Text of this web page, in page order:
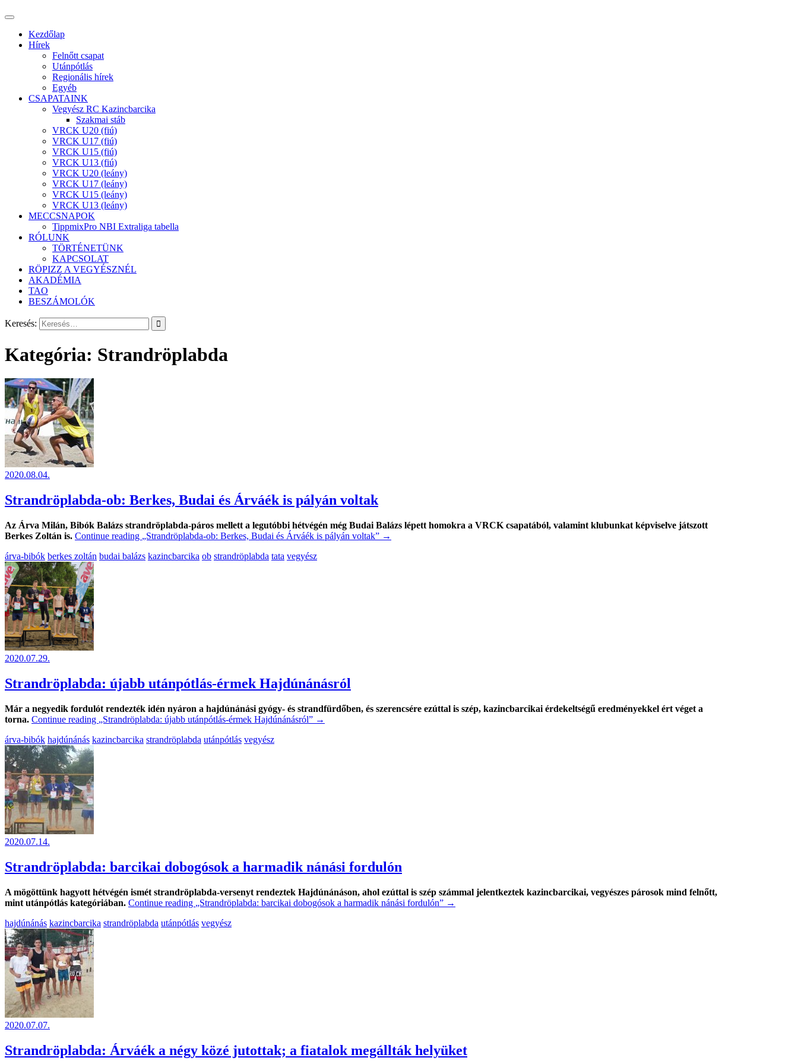
Kezdőlap
Hírek
Felnőtt csapat
Utánpótlás
Regionális hírek
Egyéb
CSAPATAINK
Vegyész RC Kazincbarcika
Szakmai stáb
VRCK U20 (fiú)
VRCK U17 (fiú)
VRCK U15 (fiú)
VRCK U13 (fiú)
VRCK U20 (leány)
VRCK U17 (leány)
VRCK U15 (leány)
VRCK U13 (leány)
MECCSNAPOK
TippmixPro NBI Extraliga tabella
RÓLUNK
TÖRTÉNETÜNK
KAPCSOLAT
RÖPIZZ A VEGYÉSZNÉL
AKADÉMIA
TAO
BESZÁMOLÓK
Keresés:
Kategória: Strandröplabda
2020.08.04.
Strandröplabda-ob: Berkes, Budai és Árváék is pályán voltak
Az Árva Milán, Bibók Balázs strandröplabda-páros mellett a legutóbbi hétvégén még Budai Balázs lépett homokra a VRCK csapatából, valamint klubunkat képviselve játszott
Berkes Zoltán is. Continue reading „Strandröplabda-ob: Berkes, Budai és Árváék is pályán voltak” →
árva-bibók berkes zoltán budai balázs kazincbarcika ob strandröplabda tata vegyész
2020.07.29.
Strandröplabda: újabb utánpótlás-érmek Hajdúnánásról
Már a negyedik fordulót rendezték idén nyáron a hajdúnánási gyógy- és strandfürdőben, és szerencsére ezúttal is szép, kazincbarcikai érdekeltségű eredményekkel ért véget a
torna. Continue reading „Strandröplabda: újabb utánpótlás-érmek Hajdúnánásról” →
árva-bibók hajdúnánás kazincbarcika strandröplabda utánpótlás vegyész
2020.07.14.
Strandröplabda: barcikai dobogósok a harmadik nánási fordulón
A mögöttünk hagyott hétvégén ismét strandröplabda-versenyt rendeztek Hajdúnánáson, ahol ezúttal is szép számmal jelentkeztek kazincbarcikai, vegyészes párosok mind felnőtt,
mint utánpótlás kategóriában. Continue reading „Strandröplabda: barcikai dobogósok a harmadik nánási fordulón” →
hajdúnánás kazincbarcika strandröplabda utánpótlás vegyész
2020.07.07.
Strandröplabda: Árváék a négy közé jutottak; a fiatalok megállták helyüket